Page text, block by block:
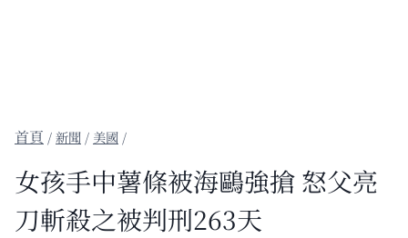
/新聞 / 美國 /
女孩手中薯條被海鷗強搶 怒父亮
刀斬殺之被判刑263天